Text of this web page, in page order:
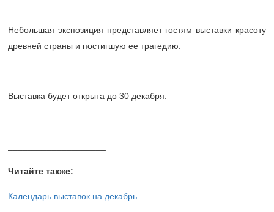
Небольшая экспозиция представляет гостям выставки красоту
древней страны и постигшую ее трагедию.
Выставка будет открыта до 30 декабря.
Читайте также:
Календарь выставок на декабрь